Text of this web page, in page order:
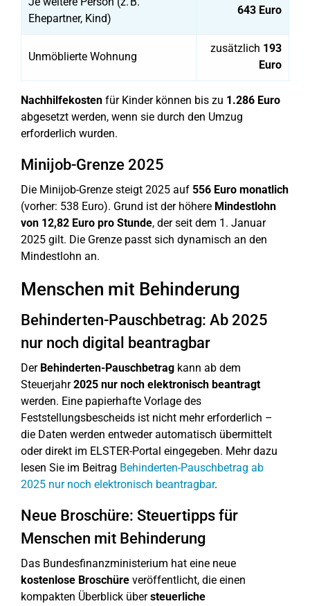
Ehepartner, Kind)
643 Euro
Unmöblierte Wohnung
zusätzlich 193
Euro
Nachhilfekosten für Kinder können bis zu 1.286 Euro
abgesetzt werden, wenn sie durch den Umzug
erforderlich wurden.
Minijob-Grenze 2025
Die Minijob-Grenze steigt 2025 auf 556 Euro monatlich
(vorher: 538 Euro). Grund ist der höhere Mindestlohn
von 12,82 Euro pro Stunde, der seit dem 1. Januar
2025 gilt. Die Grenze passt sich dynamisch an den
Mindestlohn an.
Menschen mit Behinderung
Behinderten-Pauschbetrag: Ab 2025
nur noch digital beantragbar
Der Behinderten-Pauschbetrag kann ab dem
Steuerjahr2025 nur noch elektronisch beantragt
werden. Eine papierhafte Vorlage des
Feststellungsbescheids ist nicht mehr erforderlich –
die Daten werden entweder automatisch übermittelt
oder direkt im ELSTER-Portal eingegeben. Mehr dazu
lesen Sie im Beitrag Behinderten-Pauschbetrag ab
2025 nur noch elektronisch beantragbar.
Neue Broschüre: Steuertipps für
Menschen mit Behinderung
Das Bundesfinanzministerium hat eine neue
kostenlose Broschüre veröffentlicht, die einen
kompakten Überblick übersteuerliche